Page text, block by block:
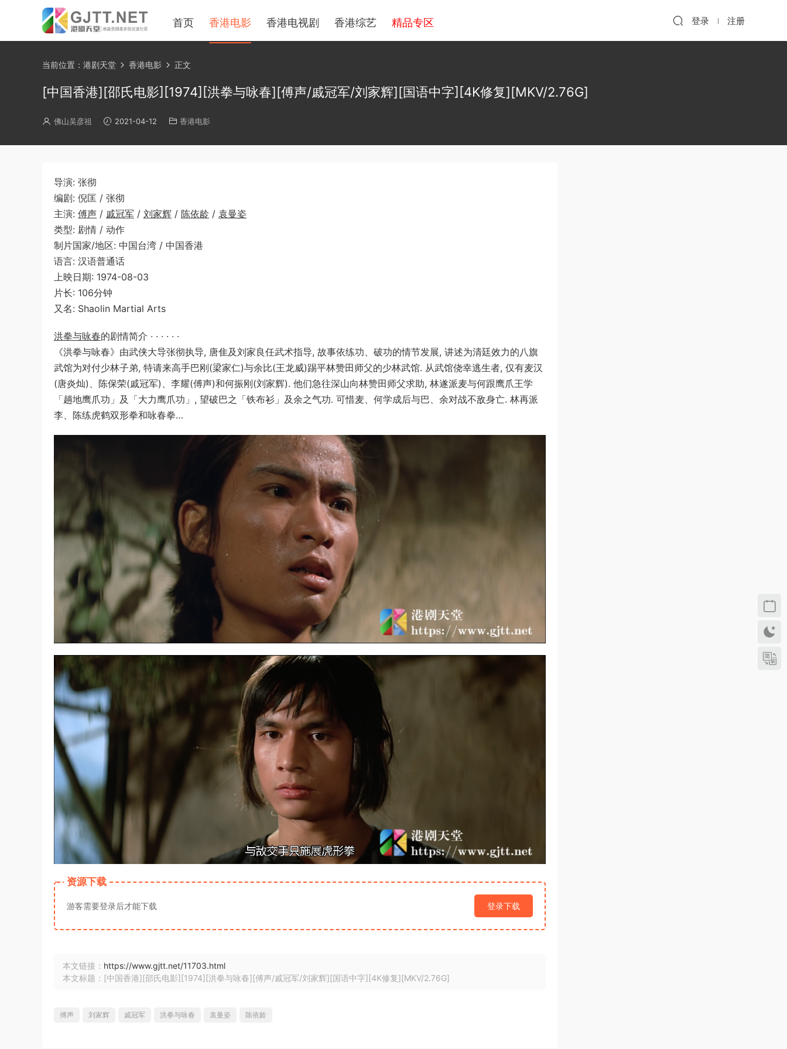
首页 香港电影 香港电视剧 香港综艺 精品专区 登录 注册
当前位置： 港剧天堂 香港电影 正文
[中国香港][邵氏电影][1974][洪拳与咏春][傅声/戚冠军/刘家辉][国语中字][4K修复][MKV/2.76G]
佛山吴彦祖 2021-04-12 香港电影
导演: 张彻
编剧: 倪匡 / 张彻
主演: 傅声 / 戚冠军 / 刘家辉 / 陈依龄 / 袁曼姿
类型: 剧情 / 动作
制片国家/地区: 中国台湾 / 中国香港
语言: 汉语普通话
上映日期: 1974-08-03
片长: 106分钟
又名: Shaolin Martial Arts
洪拳与咏春的剧情简介 · · · · · ·
《洪拳与咏春》由武侠大导张彻执导, 唐隹及刘家良任武术指导, 故事依练功、破功的情节发展, 讲述为清廷效力的八旗
武馆为对付少林子弟, 特请来高手巴刚(梁家仁)与余比(王龙威)踢平林赞田师父的少林武馆. 从武馆侥幸逃生者, 仅有麦汉
(唐炎灿)、陈保荣(戚冠军)、李耀(傅声)和何振刚(刘家辉). 他们急往深山向林赞田师父求助, 林遂派麦与何跟鹰爪王学
「趟地鹰爪功」及「大力鹰爪功」, 望破巴之「铁布衫」及余之气功. 可惜麦、何学成后与巴、余对战不敌身亡. 林再派
李、陈练虎鹤双形拳和咏春拳…
资源下载
游客需要登录后才能下载 登录下载
本文链接： https://www.gjtt.net/11703.html
本文标题：[中国香港][邵氏电影][1974][洪拳与咏春][傅声/戚冠军/刘家辉][国语中字][4K修复][MKV/2.76G]
傅声 刘家辉 戚冠军 洪拳与咏春 袁曼姿 陈依龄